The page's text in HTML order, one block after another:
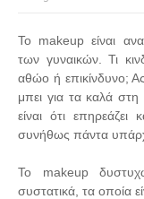
Το makeup είναι
των γυναικών. Τι
αθώο ή επικίνδυνο;
μπει για τα καλά
είναι ότι
συνήθως πάντα
Το makeup
συστατικά, τα οποία